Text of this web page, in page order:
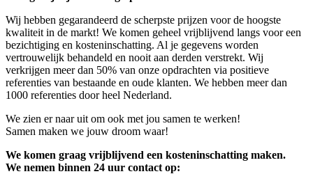
Wij hebben gegarandeerd de scherpste prijzen voor de hoogste
kwaliteit in de markt! We komen geheel vrijblijvend langs voor een
bezichtiging en kosteninschatting. Al je gegevens worden
vertrouwelijk behandeld en nooit aan derden verstrekt. Wij
verkrijgen meer dan 50% van onze opdrachten via positieve
referenties van bestaande en oude klanten. We hebben meer dan
1000 referenties door heel Nederland.
We zien er naar uit om ook met jou samen te werken!
Samen maken we jouw droom waar!
We komen graag vrijblijvend een kosteninschatting maken.
We nemen binnen 24 uur contact op: